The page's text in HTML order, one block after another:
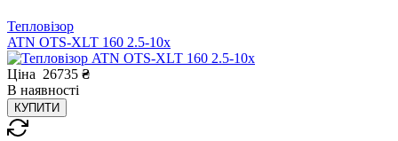
Тепловізор
ATN OTS-XLT 160 2.5-10x
Ціна 26735 ₴
В наявності
КУПИТИ